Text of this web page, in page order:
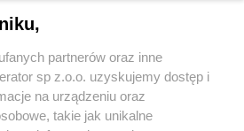
partnerów oraz inne
sp z.o.o. uzyskujemy dostęp i
na urządzeniu oraz
takie jak unikalne